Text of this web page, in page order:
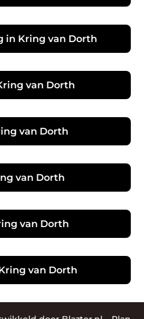
in Kring van Dorth
van Dorth
van Dorth
van Dorth
van Dorth
van Dorth